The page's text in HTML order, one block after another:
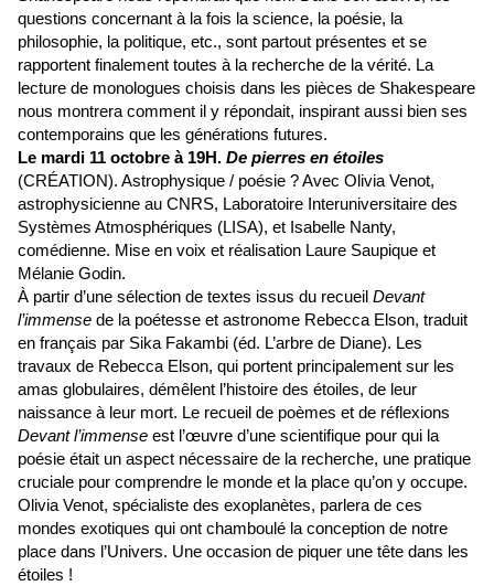
questions concernant à la fois la science, la poésie, la
philosophie, la politique, etc., sont partout présentes et se
rapportent finalement toutes à la recherche de la vérité. La
lecture de monologues choisis dans les pièces de Shakespeare
nous montrera comment il y répondait, inspirant aussi bien ses
contemporains que les générations futures.
Le mardi 11 octobre à 19H. De pierres en étoiles
(CRÉATION). Astrophysique / poésie ? Avec Olivia Venot,
astrophysicienne au CNRS, Laboratoire Interuniversitaire des
Systèmes Atmosphériques (LISA), et Isabelle Nanty,
comédienne. Mise en voix et réalisation Laure Saupique et
Mélanie Godin.
À partir d’une sélection de textes issus du recueil Devant
l’immense de la poétesse et astronome Rebecca Elson, traduit
en français par Sika Fakambi (éd. L’arbre de Diane). Les
travaux de Rebecca Elson, qui portent principalement sur les
amas globulaires, démêlent l’histoire des étoiles, de leur
naissance à leur mort. Le recueil de poèmes et de réflexions
Devant l’immense est l’œuvre d’une scientifique pour qui la
poésie était un aspect nécessaire de la recherche, une pratique
cruciale pour comprendre le monde et la place qu’on y occupe.
Olivia Venot, spécialiste des exoplanètes, parlera de ces
mondes exotiques qui ont chamboulé la conception de notre
place dans l’Univers. Une occasion de piquer une tête dans les
étoiles !